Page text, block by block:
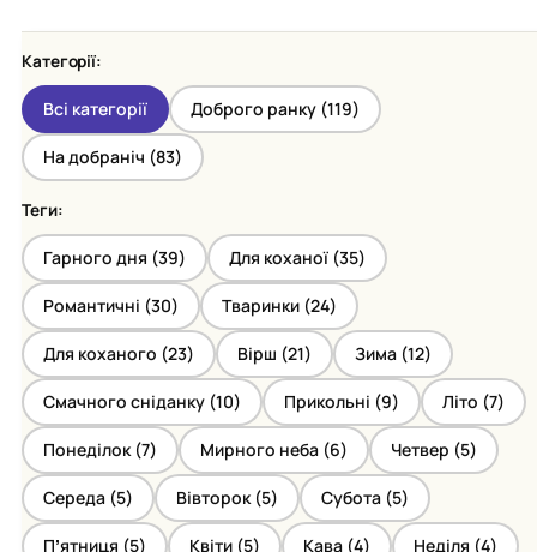
Категорії:
Всі категорії Доброго ранку (119)
На добраніч (83)
Теги:
Гарного дня (39) Для коханої (35)
Романтичні (30) Тваринки (24)
Для коханого (23) Вірш (21) Зима (12)
Смачного сніданку (10) Прикольні (9) Літо (7)
Понеділок (7) Мирного неба (6) Четвер (5)
Середа (5) Вівторок (5) Субота (5)
Пʼятниця (5) Квіти (5) Кава (4) Неділя (4)